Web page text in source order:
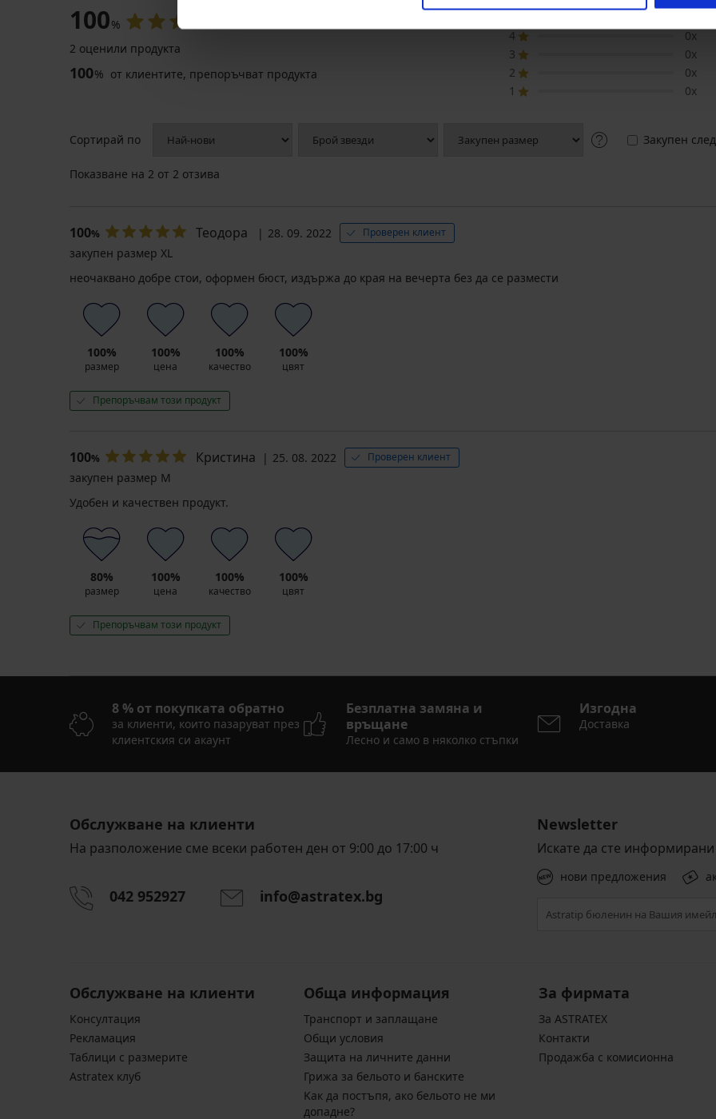
-20 % BRA20
без
18,99
15,19
€
лв.)
BRA20
-20 % BRA20
Astratex
2
телени
копчета
тесе...
€
(8,00
3,27
(6,40
лв.)
-20 % BRA20
20
5,69
4,55
€
лв.)
код
BRA20
100%
2 оценили продукта
100% от клиентите, препоръчват продукта
4
0x
3
0x
2
0x
1
0x
Сортирай по Закупен
Показване на 2 от 2 отзива
100% Теодора 28. 09. 2022 Проверен клиент
закупен размер XL
неочаквано добре стои, оформен бюст, издържа до края на вечерта без да се размести
100%
размер
100%
цена
100%
качество
100%
цвят
Препоръчвам този продукт
100% Кристина 25. 08. 2022 Проверен клиент
закупен размер M
Удобен и качествен продукт.
80%
размер
100%
цена
100%
качество
100%
цвят
Препоръчвам този продукт
8 % от покупката обратно
за клиенти, които пазаруват през
клиентския си акаунт
Безплатна замяна и
връщане
Лесно и само в няколко стъпки
Изгодна
Доставка
Обслужване на клиенти
На разположение сме всеки работен ден от 9:00 до 17:00 ч
042 952927 info@astratex.bg
Newsletter
Искате да сте
нови предложения
Обслужване на клиенти
Консултация
Pекламация
Таблици с размерите
Astratex клуб
Обща информация
Транспорт и заплащане
Общи условия
Защита на личните данни
Грижа за бельото и банските
Kак да постъпя, ако бельото не ми
допадне?
За фирмата
За ASTRATEX
Контакти
Продажба с комисионна